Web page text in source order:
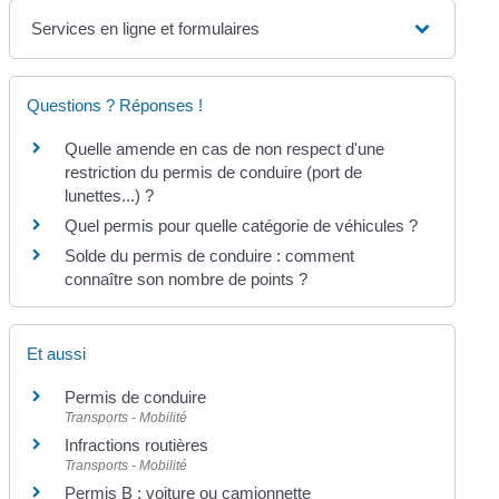
Services en ligne et formulaires
Questions ? Réponses !
Quelle amende en cas de non respect d'une
restriction du permis de conduire (port de
lunettes...) ?
Quel permis pour quelle catégorie de véhicules ?
Solde du permis de conduire : comment
connaître son nombre de points ?
Et aussi
Permis de conduire
Transports - Mobilité
Infractions routières
Transports - Mobilité
Permis B : voiture ou camionnette